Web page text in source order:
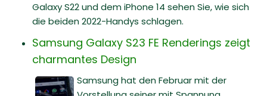
Galaxy S22 und dem iPhone 14 sehen Sie, wie sich
die beiden 2022-Handys schlagen.
Samsung Galaxy S23 FE Renderings zeigt
charmantes Design
Samsung hat den Februar mit der